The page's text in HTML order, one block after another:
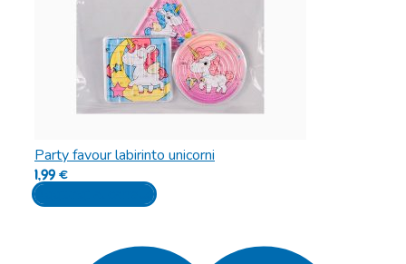
Party favour labirinto unicorni
1,99€
Aggiungi al carrello